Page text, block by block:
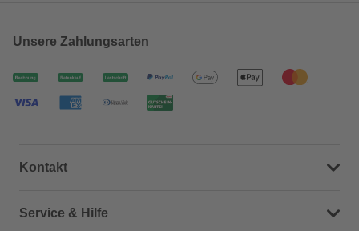
Unsere Zahlungsarten
Kontakt
Dein Kontakt zu uns
Service & Hilfe